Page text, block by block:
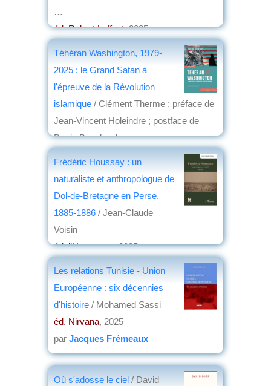
…
éd. Robert Laffont, 2025
Téhéran Washington, 1979-
2025 : le Grand Satan à
l'épreuve de la Révolution
islamique / Clément Therme ; préface de
Jean-Vincent Holeindre ; postface de
Denis Bauchard
Frédéric Houssay : un
naturaliste et anthropologue de
Dol-de-Bretagne en Perse,
1885-1886 / Jean-Claude
Voisin
éd. l’Harmattan, 2025
Les relations Tunisie - Union
Européenne : six décennies
d'histoire / Mohamed Sassi
éd. Nirvana, 2025
par Jacques Frémeaux
Où s'adosse le ciel / David